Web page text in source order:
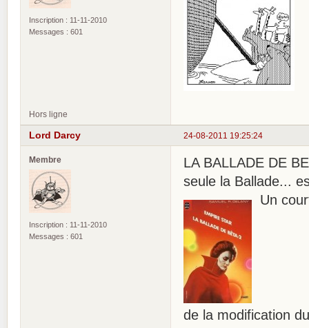
Inscription : 11-11-2010
Messages : 601
Hors ligne
24-08-2011 19:25:24
Lord Darcy
Membre
Inscription : 11-11-2010
Messages : 601
LA BALLADE DE
seule la Ballade...
Un
de la modification